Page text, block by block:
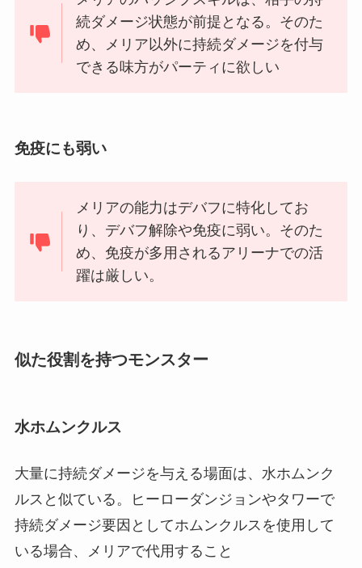
続ダメージ状態が前提となる。そのた
め、メリア以外に持続ダメージを付与
できる味方がパーティに欲しい
免疫にも弱い
メリアの能力はデバフに特化してお
り、デバフ解除や免疫に弱い。そのた
め、免疫が多用されるアリーナでの活
躍は厳しい。
似た役割を持つモンスター
水ホムンクルス
大量に持続ダメージを与える場面は、水ホムンク
ルスと似ている。ヒーローダンジョンやタワーで
持続ダメージ要因としてホムンクルスを使用して
いる場合、メリアで代用すること